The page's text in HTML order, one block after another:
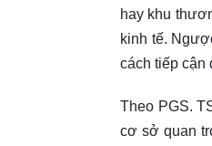
hay khu
kinh tế.
cách tiếp cận
Theo PGS.
cơ sở quan